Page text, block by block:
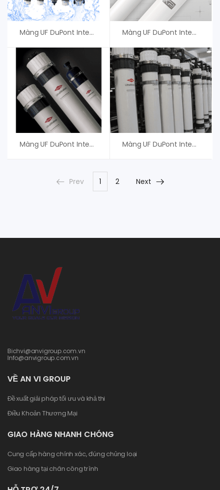
Màng UF DuPont IntegraTec OG-50 – An Vi Group Phân Phối Màng UF DuPont IntegraTec MB 60 – An Vi Group Phân Phối
Màng UF DuPont IntegraTec XP 77 IG – Phân Phối Chính Hãng Màng UF DuPont IntegraTec MB PRO 82 – An Vi Group Cung Cấp
Prev 1 2 Next
Bichvi@anvigroup.com.vn
Info@anvigroup.com.vn
VỀ AN VI GROUP
Đề xuất giải pháp tối ưu và khả thi
Điều Khoản Thương Mại
GIAO HÀNG NHANH CHÓNG
Cung cấp hàng chính xác, đúng chủng loại
Giao hàng tại chân công trình